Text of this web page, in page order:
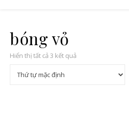
bóng vỏ
Hiển thị tất cả 3 kết quả